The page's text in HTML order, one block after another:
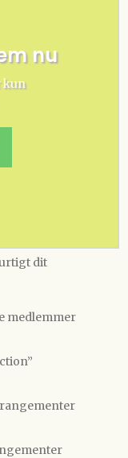
nu
kun
dit
medlemmer